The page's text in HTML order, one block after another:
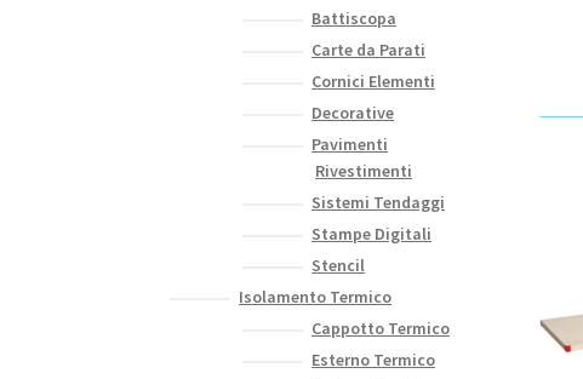
Battiscopa
Carte da Parati
Cornici Elementi
Decorative
Pavimenti
Rivestimenti
Sistemi Tendaggi
Stampe Digitali
Stencil
Isolamento Termico
Cappotto Termico
Esterno Termico